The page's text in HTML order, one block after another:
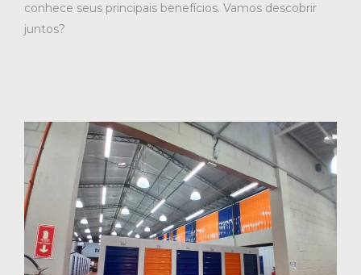
conhece seus principais benefícios. Vamos descobrir
juntos?